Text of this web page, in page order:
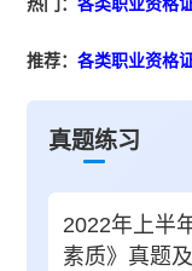
热门：各类职业资格
推荐：各类职业资格
真题练习
2022年上半
素质》真题及